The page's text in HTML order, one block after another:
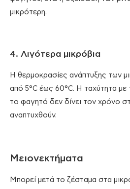
μικρότερη.
4. Λιγότερα μικρόβια
Η θερμοκρασίες ανάπτυξης των
από 5°C έως 60°C. Η ταχύτητα με
το φαγητό δεν δίνει τον χρόνο
αναπτυχθούν.
Μειονεκτήματα
Μπορεί μετά το ζέσταμα στα